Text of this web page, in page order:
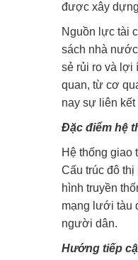
được xây
Nguồn lực tài
sách nhà
sẻ rủi ro và lợi
quan, từ cơ
nay sự liên
Đặc điểm hệ
Hệ thống giao
Cấu trúc đô
hình truyền
mạng lưới tàu
người dân.
Hướng tiếp